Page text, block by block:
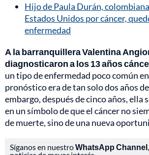
Hijo de Paula Durán,
Estados Unidos por cáncer,
enfermedad
A la barranquillera Valentina
diagnosticaron a los 13 años
un tipo de enfermedad poco común
pronóstico era de tan solo dos años
embargo, después de cinco años, ella
en un símbolo de que el cáncer no
de muerte, sino de una nueva
Síganos en nuestroWhatsApp Channel